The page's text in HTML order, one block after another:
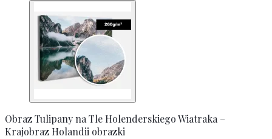
Obraz Tulipany na Tle Holenderskiego Wiatraka –
Krajobraz Holandii obrazki